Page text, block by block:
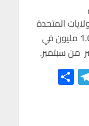
المتحدة
بمقدار 15 ألف شخص إلى 1.650 مليون في
من سبتمبر.
Te
le